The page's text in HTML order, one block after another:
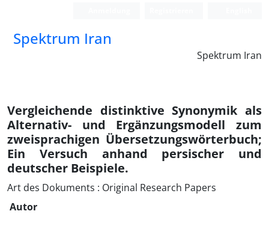
Spektrum Iran
Spektrum Iran
Vergleichende distinktive Synonymik als
Alternativ- und Ergänzungsmodell zum
zweisprachigen Übersetzungswörterbuch;
Ein Versuch anhand persischer und
deutscher Beispiele.
Art des Dokuments : Original Research Papers
Autor